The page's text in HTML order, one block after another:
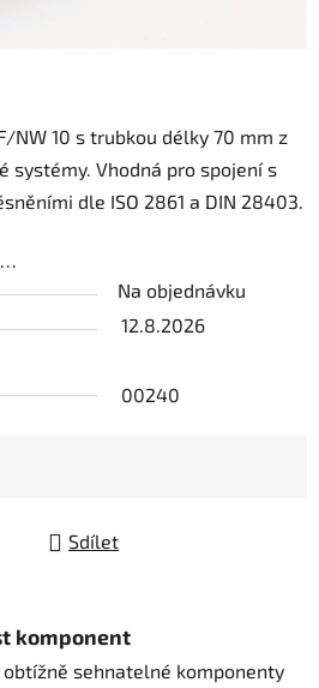
NW 10 s trubkou délky 70 mm z
systémy. Vhodná pro spojení s
dle ISO 2861 a DIN 28403.
Na objednávku
12.8.2026
00240
Sdílet
komponent
obtížně sehnatelné komponenty